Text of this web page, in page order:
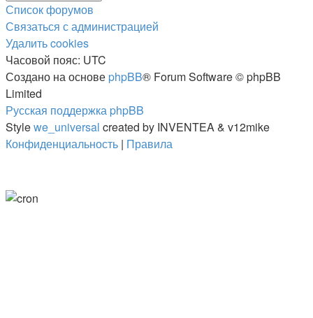
Список форумов
Связаться с администрацией
Удалить cookies
Часовой пояс: UTC
Создано на основе phpBB® Forum Software © phpBB
Limited
Русская поддержка phpBB
Stylewe_universal created by INVENTEA & v12mike
Конфиденциальность | Правила